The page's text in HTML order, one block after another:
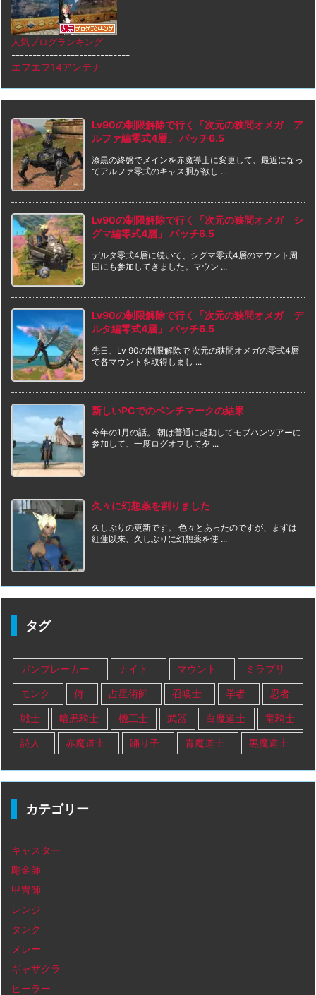
人気ブログランキング
----------------------------
エフエフ14アンテナ
Lv90の制限解除で行く「次元の狭間オメガ ア
ルファ編零式4層」 パッチ6.5
漆黒の終盤でメインを赤魔導士に変更して、最近になっ
てアルファ零式のキャス胴が欲し ...
Lv90の制限解除で行く「次元の狭間オメガ シ
グマ編零式4層」 パッチ6.5
デルタ零式4層に続いて、シグマ零式4層のマウント周
回にも参加してきました。マウン ...
Lv90の制限解除で行く「次元の狭間オメガ デ
ルタ編零式4層」 パッチ6.5
先日、Lv 90の制限解除で 次元の狭間オメガの零式4層
で各マウントを取得しまし ...
新しいPCでのベンチマークの結果
今年の1月の話。 朝は普通に起動してモブハンツアーに
参加して、一度ログオフして夕 ...
久々に幻想薬を割りました
久しぶりの更新です。 色々とあったのですが、まずは
紅蓮以来、久しぶりに幻想薬を使 ...
タグ
ガンブレーカー ナイト マウント ミラプリ
モンク 侍 占星術師 召喚士 学者 忍者
戦士 暗黒騎士 機工士 武器 白魔道士 竜騎士
詩人 赤魔道士 踊り子 青魔道士 黒魔道士
カテゴリー
キャスター
彫金師
甲冑師
レンジ
タンク
メレー
ギャザクラ
ヒーラー